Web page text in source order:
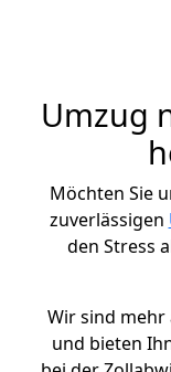
Umzug
Möchten Sie
zuverlässigen
den Stress
Wir sind
und bieten